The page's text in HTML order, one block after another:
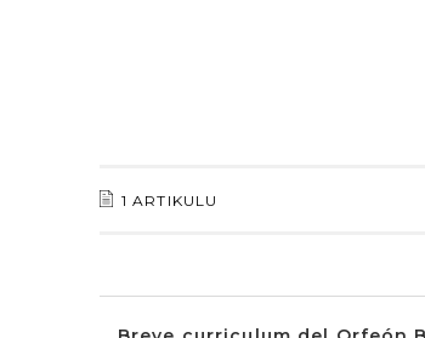
1 ARTIKULU